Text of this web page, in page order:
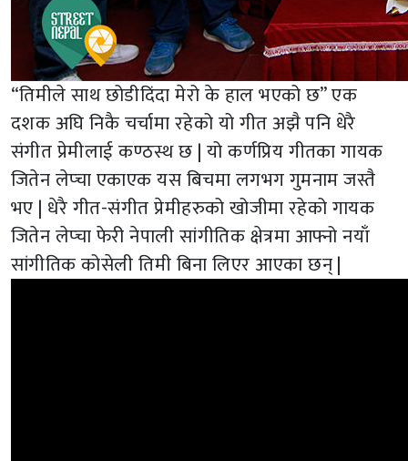
“तिमीले साथ छोडीदिंदा मेरो के हाल भएको छ” एक
दशक अघि निकै चर्चामा रहेको यो गीत अझै पनि धेरै
संगीत प्रेमीलाई कण्ठस्थ छ | यो कर्णप्रिय गीतका गायक
जितेन लेप्चा एकाएक यस बिचमा लगभग गुमनाम जस्तै
भए | धेरै गीत-संगीत प्रेमीहरुको खोजीमा रहेको गायक
जितेन लेप्चा फेरी नेपाली सांगीतिक क्षेत्रमा आफ्नो नयाँ
सांगीतिक कोसेली तिमी बिना लिएर आएका छन् |